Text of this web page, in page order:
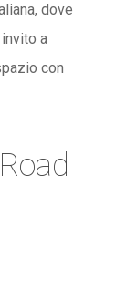
dove
a
con